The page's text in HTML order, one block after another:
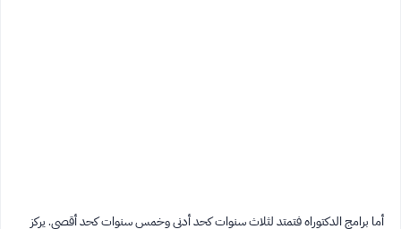
أما برامج الدكتوراه فتمتد لثلاث سنوات كحد أدنى وخمس سنوات كحد أقصى. يركز